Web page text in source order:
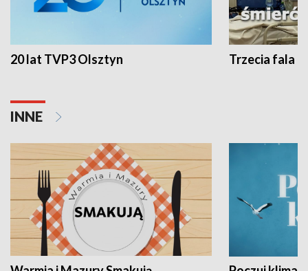
20 lat TVP3 Olsztyn Trzecia fala -
INNE